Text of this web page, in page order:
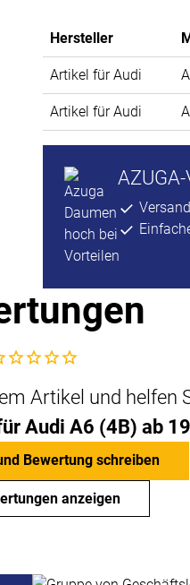
Hersteller
Artikel für Audi
Artikel für Audi
keine Bewertungen
Artikel und helfen
Audi A6 (4B) ab
Bewertung schreiben
anzeigen